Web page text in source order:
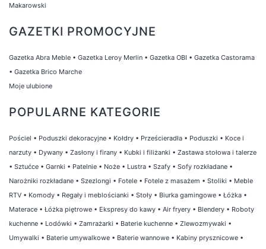
Makarowski
GAZETKI PROMOCYJNE
Gazetka Abra Meble • Gazetka Leroy Merlin • Gazetka OBI • Gazetka Castorama
• Gazetka Brico Marche
Moje ulubione
POPULARNE KATEGORIE
Pościel • Poduszki dekoracyjne • Kołdry • Prześcieradła • Poduszki • Koce i
narzuty • Dywany • Zasłony i firany • Kubki i filiżanki • Zastawa stołowa i talerze
• Sztućce • Garnki • Patelnie • Noże • Lustra • Szafy • Sofy rozkładane •
Narożniki rozkładane • Szezlongi • Fotele • Fotele z masażem • Stoliki • Meble
RTV • Komody • Regały i meblościanki • Stoły • Biurka gamingowe • Łóżka •
Materace • Łóżka piętrowe • Ekspresy do kawy • Air fryery • Blendery • Roboty
kuchenne • Lodówki • Zamrażarki • Baterie kuchenne • Zlewozmywaki •
Umywalki • Baterie umywalkowe • Baterie wannowe • Kabiny prysznicowe •